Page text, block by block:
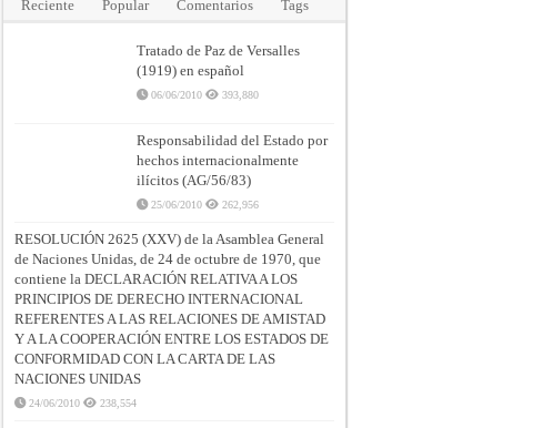
Reciente Popular Comentarios Tags
Tratado de Paz de Versalles
(1919) en español
06/06/2010 393,880
Responsabilidad del Estado por
hechos internacionalmente
ilícitos (AG/56/83)
25/06/2010 262,956
RESOLUCIÓN 2625 (XXV) de la Asamblea General
de Naciones Unidas, de 24 de octubre de 1970, que
contiene la DECLARACIÓN RELATIVA A LOS
PRINCIPIOS DE DERECHO INTERNACIONAL
REFERENTES A LAS RELACIONES DE AMISTAD
Y A LA COOPERACIÓN ENTRE LOS ESTADOS DE
CONFORMIDAD CON LA CARTA DE LAS
NACIONES UNIDAS
24/06/2010 238,554